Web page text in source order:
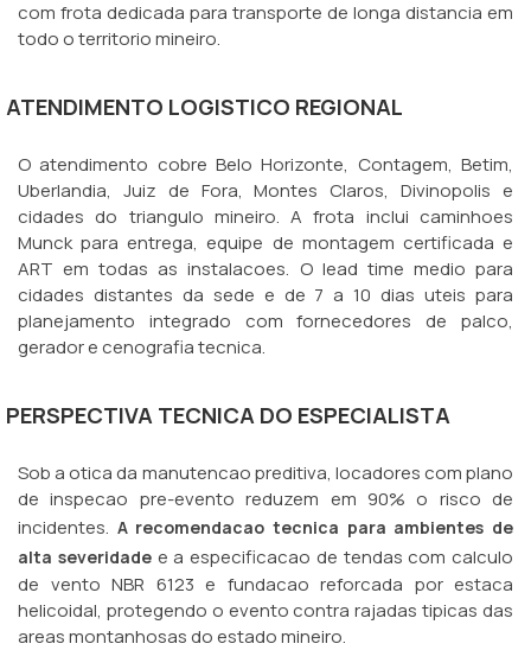
com frota dedicada para transporte de longa distancia em
todo o territorio mineiro.
ATENDIMENTO LOGISTICO REGIONAL
O atendimento cobre Belo Horizonte, Contagem, Betim,
Uberlandia, Juiz de Fora, Montes Claros, Divinopolis e
cidades do triangulo mineiro. A frota inclui caminhoes
Munck para entrega, equipe de montagem certificada e
ART em todas as instalacoes. O lead time medio para
cidades distantes da sede e de 7 a 10 dias uteis para
planejamento integrado com fornecedores de palco,
gerador e cenografia tecnica.
PERSPECTIVA TECNICA DO ESPECIALISTA
Sob a otica da manutencao preditiva, locadores com plano
de inspecao pre-evento reduzem em 90% o risco de
incidentes. A recomendacao tecnica para ambientes de
alta severidadee a especificacao de tendas com calculo
de vento NBR 6123 e fundacao reforcada por estaca
helicoidal, protegendo o evento contra rajadas tipicas das
areas montanhosas do estado mineiro.